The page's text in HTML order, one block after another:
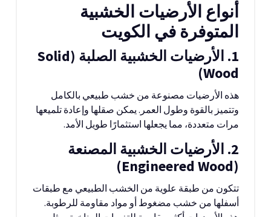
أنواع الأرضيات الخشبية
المتوفرة في الكويت
1. الأرضيات الخشبية الصلبة (Solid
Wood)
هذه الأرضيات مصنوعة من خشب طبيعي بالكامل
وتتميز بالقوة وطول العمر. يمكن صقلها وإعادة تلميعها
مرات متعددة، مما يجعلها استثمارًا طويل الأمد.
2. الأرضيات الخشبية المصنعة
(Engineered Wood)
تتكون من طبقة علوية من الخشب الطبيعي مع طبقات
أسفلها من خشب مضغوط أو مواد مقاومة للرطوبة.